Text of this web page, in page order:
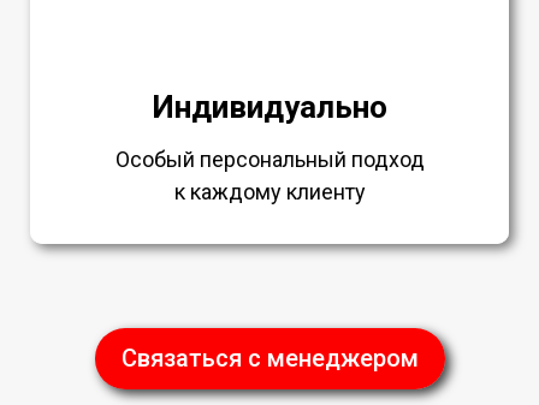
Индивидуально
Особый персональный подход
к каждому клиенту
Связаться с менеджером